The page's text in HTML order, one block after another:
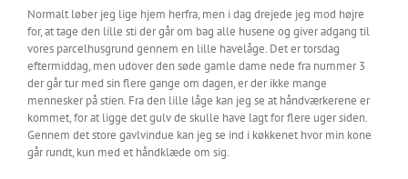
Normalt løber jeg lige hjem herfra, men i dag drejede jeg mod højre
for, at tage den lille sti der går om bag alle husene og giver adgang til
vores parcelhusgrund gennem en lille havelåge. Det er torsdag
eftermiddag, men udover den søde gamle dame nede fra nummer 3
der går tur med sin flere gange om dagen, er der ikke mange
mennesker på stien. Fra den lille låge kan jeg se at håndværkerene er
kommet, for at ligge det gulv de skulle have lagt for flere uger siden.
Gennem det store gavlvindue kan jeg se ind i køkkenet hvor min kone
går rundt, kun med et håndklæde om sig.